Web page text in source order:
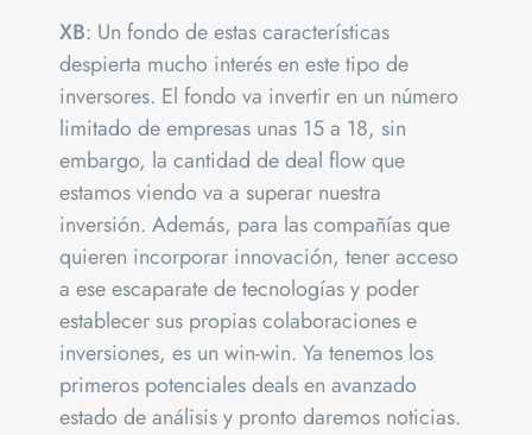
XB: Un fondo de estas características
despierta mucho interés en este tipo de
inversores. El fondo va invertir en un número
limitado de empresas unas 15 a 18, sin
embargo, la cantidad de deal flow que
estamos viendo va a superar nuestra
inversión. Además, para las compañías que
quieren incorporar innovación, tener acceso
a ese escaparate de tecnologías y poder
establecer sus propias colaboraciones e
inversiones, es un win-win. Ya tenemos los
primeros potenciales deals en avanzado
estado de análisis y pronto daremos noticias.